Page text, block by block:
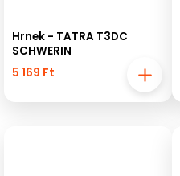
Hrnek - TATRA T3DC
SCHWERIN
5 169 Ft